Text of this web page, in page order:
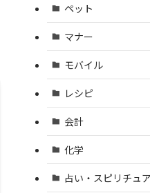
ペット
マナー
モバイル
レシピ
会計
化学
占い・スピリチュ